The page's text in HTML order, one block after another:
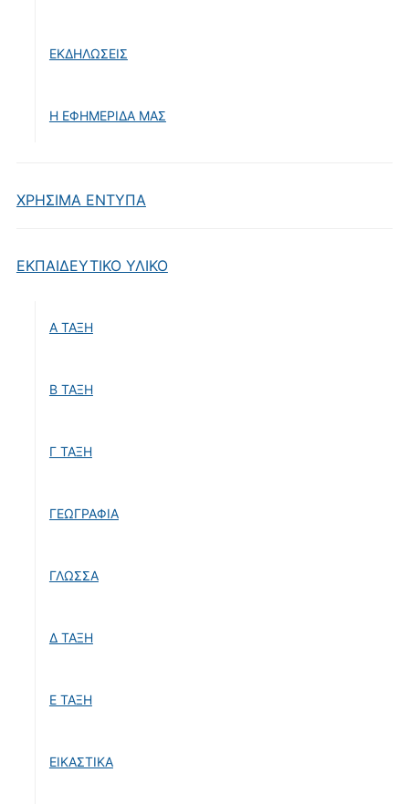
ΕΚΔΗΛΩΣΕΙΣ
Η ΕΦΗΜΕΡΙΔΑ ΜΑΣ
ΧΡΗΣΙΜΑ ΕΝΤΥΠΑ
ΕΚΠΑΙΔΕΥΤΙΚΟ ΥΛΙΚΟ
Α ΤΑΞΗ
Β ΤΑΞΗ
Γ ΤΑΞΗ
ΓΕΩΓΡΑΦΙΑ
ΓΛΩΣΣΑ
Δ ΤΑΞΗ
Ε ΤΑΞΗ
ΕΙΚΑΣΤΙΚΑ